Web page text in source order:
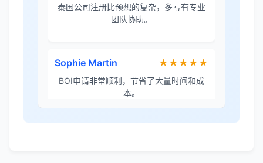
BOI申请非常顺利，节省了大量时间和成
境外投资备案流程清晰，顾问非常耐心解